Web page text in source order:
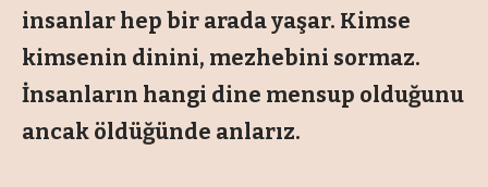
insanlar hep bir arada yaşar. Kimse
kimsenin dinini, mezhebini sormaz.
İnsanların hangi dine mensup olduğunu
ancak öldüğünde anlarız.